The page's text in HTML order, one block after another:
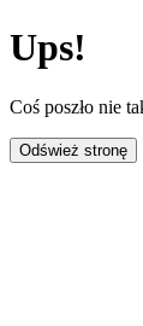
Ups!
Coś poszło nie
Odśwież stronę